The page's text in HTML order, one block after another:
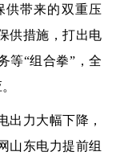
带来的双重压
供措施，打出电
等“组合拳”，全
力大幅下降，
山东电力提前组